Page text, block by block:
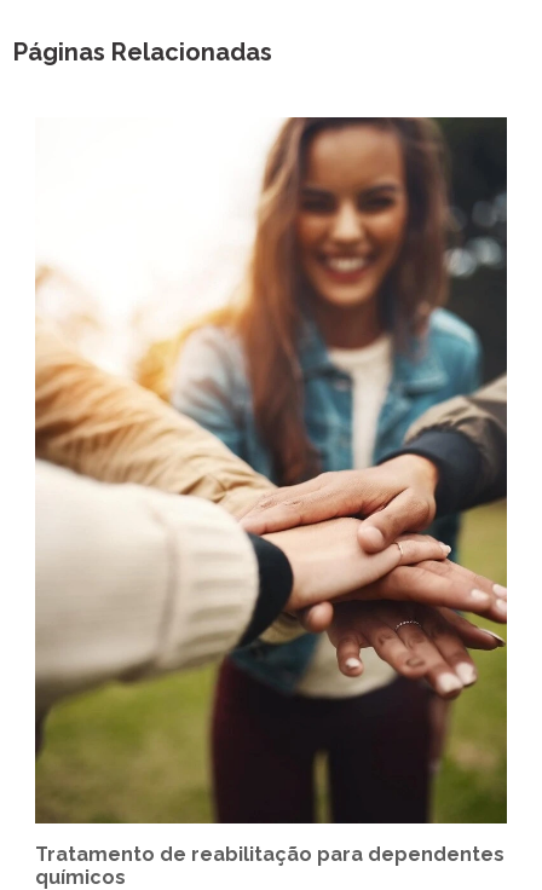
Páginas Relacionadas
Tratamento de reabilitação para dependentes
químicos